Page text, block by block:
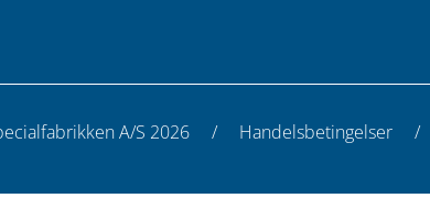
A/S 2026 / Handelsbetingelser/